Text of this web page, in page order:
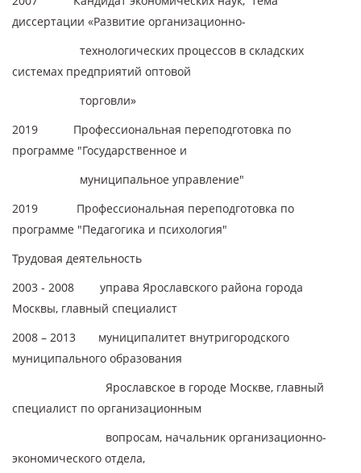
диссертации «Развитие организационно-
технологических процессов в складских
системах предприятий оптовой
торговли»
2019 Профессиональная переподготовка по
программе "Государственное и
муниципальное управление"
2019 Профессиональная переподготовка по
программе "Педагогика и психология"
Трудовая деятельность
2003 - 2008 управа Ярославского района города
Москвы, главный специалист
2008 – 2013 муниципалитет внутригородского
муниципального образования
Ярославское в городе Москве, главный
специалист по организационным
вопросам, начальник организационно-
экономического отдела,